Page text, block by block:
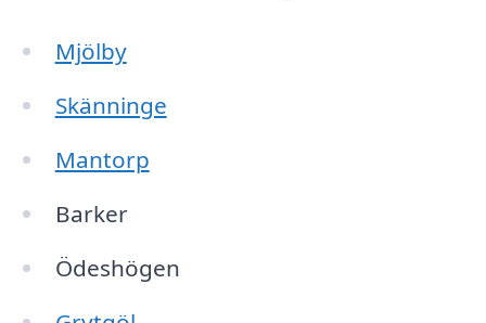
Mjölby
Skänninge
Mantorp
Barker
Ödeshögen